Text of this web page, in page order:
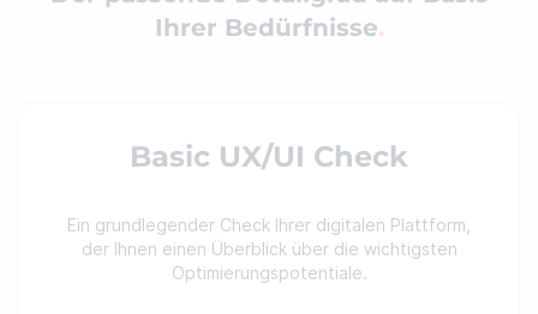
Ihrer Bedürfnisse
Basic UX/UI Check
Ein grundlegender Check Ihrer digitalen Plattform,
der Ihnen einen Überblick über die wichtigsten
Optimierungspotentiale.